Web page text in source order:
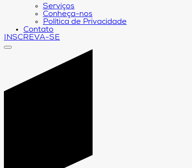
Serviços
Conheça-nos
Política de Privacidade
Contato
INSCREVA-SE